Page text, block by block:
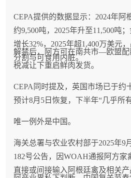
CEPA提供的数据显示：2024年阿
约9,500吨，2025年升至11,500吨
增长32%，2025年超1,400万美元
分割与可食用内脏。
解禁后，阿方可在南共市—欧盟配
税减让下重启鲜肉发货。
CEPA同时提及，英国市场已于约
预计8月5日恢复，下半年“几乎所
唯一例外是中国。
海关总署与农业农村部于2025年9
182号公告，因WOAH通报阿方家
直接或间接输入阿根廷禽及相关